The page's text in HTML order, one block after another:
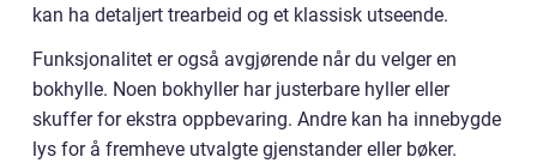
kan ha detaljert trearbeid og et klassisk utseende.
Funksjonalitet er også avgjørende når du velger en
bokhylle. Noen bokhyller har justerbare hyller eller
skuffer for ekstra oppbevaring. Andre kan ha innebygde
lys for å fremheve utvalgte gjenstander eller bøker.